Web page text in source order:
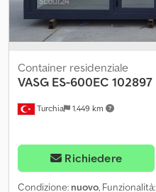
Turchia 1.449 km
Container residenziale
VASG ES-600EC 102897
Richiedere
Condizione: nuovo, Funzionalità: